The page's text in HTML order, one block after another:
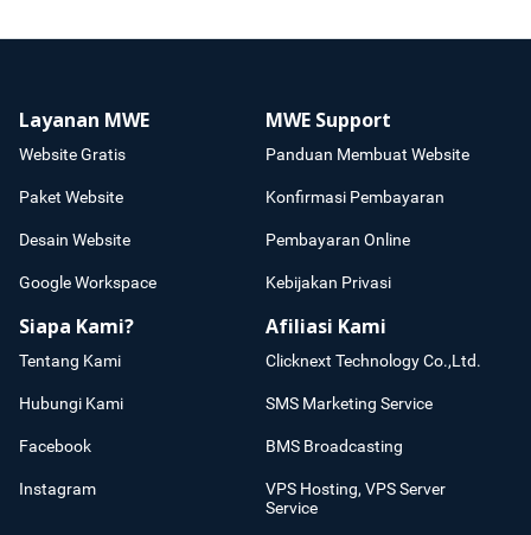
Layanan MWE
Website Gratis
Paket Website
Desain Website
Google Workspace
MWE Support
Panduan Membuat Website
Konfirmasi Pembayaran
Pembayaran Online
Kebijakan Privasi
Siapa Kami?
Tentang Kami
Hubungi Kami
Facebook
Instagram
Afiliasi Kami
Clicknext Technology Co.,Ltd.
SMS Marketing Service
BMS Broadcasting
VPS Hosting, VPS Server
Service